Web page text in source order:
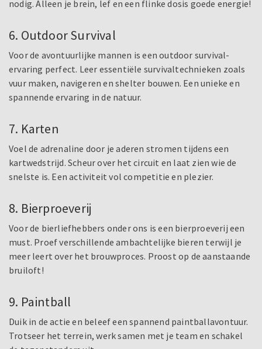
nodig. Alleen je brein, lef en een flinke dosis goede energie!
6. Outdoor Survival
Voor de avontuurlijke mannen is een outdoor survival-
ervaring perfect. Leer essentiële survivaltechnieken zoals
vuur maken, navigeren en shelter bouwen. Een unieke en
spannende ervaring in de natuur.
7. Karten
Voel de adrenaline door je aderen stromen tijdens een
kartwedstrijd. Scheur over het circuit en laat zien wie de
snelste is. Een activiteit vol competitie en plezier.
8. Bierproeverij
Voor de bierliefhebbers onder ons is een bierproeverij een
must. Proef verschillende ambachtelijke bieren terwijl je
meer leert over het brouwproces. Proost op de aanstaande
bruiloft!
9. Paintball
Duik in de actie en beleef een spannend paintballavontuur.
Trotseer het terrein, werk samen met je team en schakel